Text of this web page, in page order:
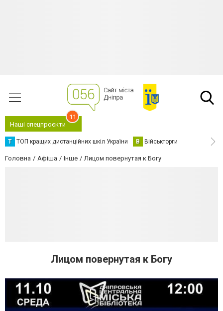
Наші спецпроєкти
11
Т ТОП кращих дистанційних шкіл України В Військторги
Головна Афіша Інше Лицом повернутая к Богу
Лицом повернутая к Богу